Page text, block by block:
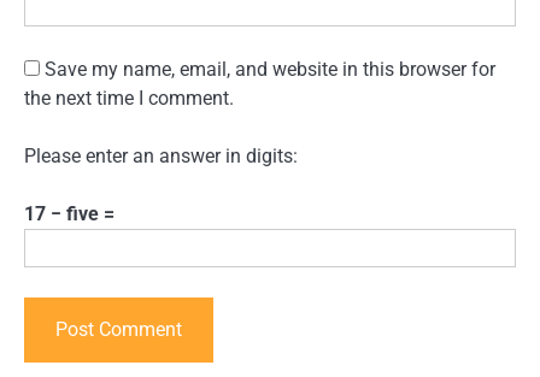
Save my name, email, and website in this browser for
the next time I comment.
Please enter an answer in digits:
17 − five =